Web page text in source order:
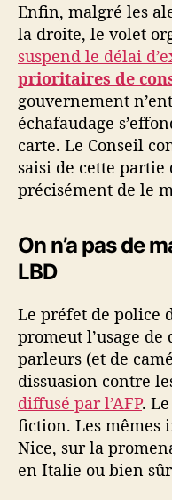
Enfin, malgré les
la droite, le volet
suspend le délai
prioritaires de
gouvernement
échafaudage
carte. Le Conseil
saisi de cette
précisément de le
On n’a pas de
LBD
Le préfet de police
promeut l’usage
parleurs (et de
dissuasion contre
diffusé par l’AFP.
fiction. Les mêmes
Nice, sur la
en Italie ou bien